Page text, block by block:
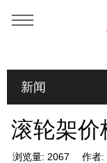
新闻
滚轮架价
浏览量: 2067 作者: